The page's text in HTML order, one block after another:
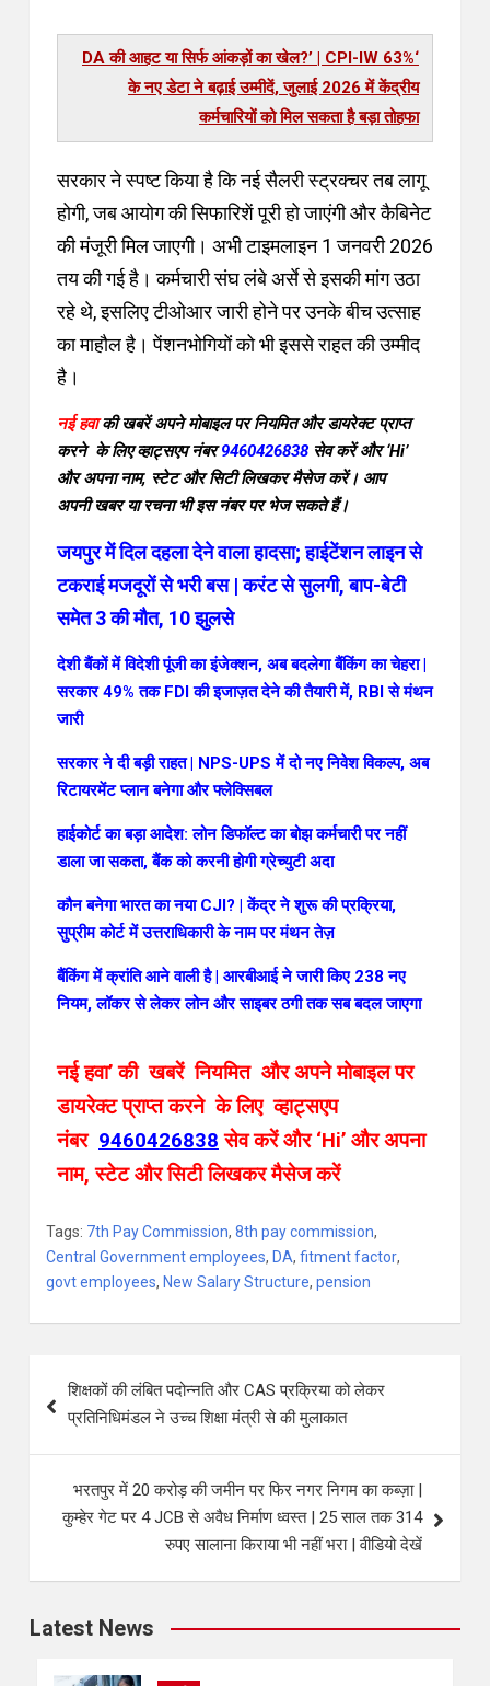
‘63% DA की आहट या सिर्फ आंकड़ों का खेल?’ | CPI-IW
के नए डेटा ने बढ़ाई उम्मीदें, जुलाई 2026 में केंद्रीय
कर्मचारियों को मिल सकता है बड़ा तोहफा
सरकार ने स्पष्ट किया है कि नई सैलरी स्ट्रक्चर तब लागू
होगी, जब आयोग की सिफारिशें पूरी हो जाएंगी और कैबिनेट
की मंजूरी मिल जाएगी। अभी टाइमलाइन 1 जनवरी 2026
तय की गई है। कर्मचारी संघ लंबे अर्से से इसकी मांग उठा
रहे थे, इसलिए टीओआर जारी होने पर उनके बीच उत्साह
का माहौल है। पेंशनभोगियों को भी इससे राहत की उम्मीद
है।
नई हवाकी खबरें अपने मोबाइल पर नियमित और डायरेक्ट प्राप्त
करने के लिए व्हाट्सएप नंबर9460426838 सेव करें और ‘Hi’
और अपना नाम, स्टेट और सिटी लिखकर मैसेज करें। आप
अपनी खबर या रचना भी इस नंबर पर भेज सकते हैं।
जयपुर में दिल दहला देने वाला हादसा; हाईटेंशन लाइन से
टकराई मजदूरों से भरी बस | करंट से सुलगी, बाप-बेटी
समेत 3 की मौत, 10 झुलसे
देशी बैंकों में विदेशी पूंजी का इंजेक्शन, अब बदलेगा बैंकिंग का चेहरा |
सरकार 49% तक FDI की इजाज़त देने की तैयारी में, RBI से मंथन
जारी
सरकार ने दी बड़ी राहत | NPS-UPS में दो नए निवेश विकल्प, अब
रिटायरमेंट प्लान बनेगा और फ्लेक्सिबल
हाईकोर्ट का बड़ा आदेश: लोन डिफॉल्ट का बोझ कर्मचारी पर नहीं
डाला जा सकता, बैंक को करनी होगी ग्रेच्युटी अदा
कौन बनेगा भारत का नया CJI? | केंद्र ने शुरू की प्रक्रिया,
सुप्रीम कोर्ट में उत्तराधिकारी के नाम पर मंथन तेज़
बैंकिंग में क्रांति आने वाली है | आरबीआई ने जारी किए 238 नए
नियम, लॉकर से लेकर लोन और साइबर ठगी तक सब बदल जाएगा
नई हवा’ की खबरें नियमित और अपने मोबाइल पर
डायरेक्ट प्राप्त करने के लिए व्हाट्सएप
नंबर 9460426838 सेव करें और ‘Hi’ और अपना
नाम, स्टेट और सिटी लिखकर मैसेज करें
Tags: 7th Pay Commission, 8th pay commission,
Central Government employees, DA, fitment factor,
govt employees, New Salary Structure, pension
शिक्षकों की लंबित पदोन्नति और CAS प्रक्रिया को लेकर
प्रतिनिधिमंडल ने उच्च शिक्षा मंत्री से की मुलाकात
भरतपुर में 20 करोड़ की जमीन पर फिर नगर निगम का कब्ज़ा |
कुम्हेर गेट पर 4 JCB से अवैध निर्माण ध्वस्त | 25 साल तक 314
रुपए सालाना किराया भी नहीं भरा | वीडियो देखें
Latest News